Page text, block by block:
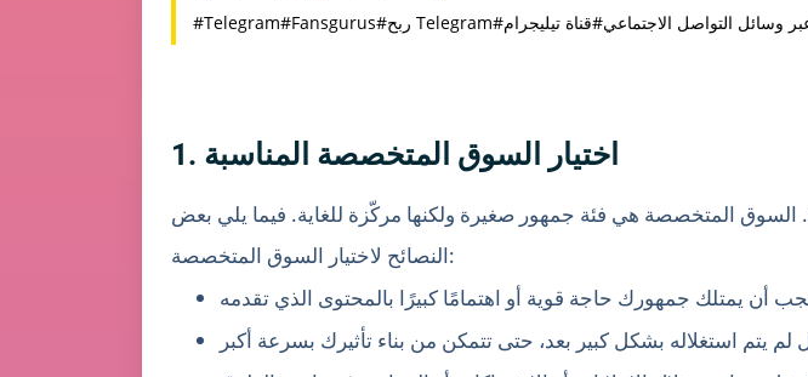
#Telegram#Fansgurus #ربح Telegram #قناة تيليجرام وسائل التواصل الاجتماعي
1. اختيار السوق المتخصصة المناسبة
السوق المتخصصة هي فئة جمهور صغيرة ولكنها مركّزة للغاية. فيما يلي بعض
النصائح لاختيار السوق المتخصصة: